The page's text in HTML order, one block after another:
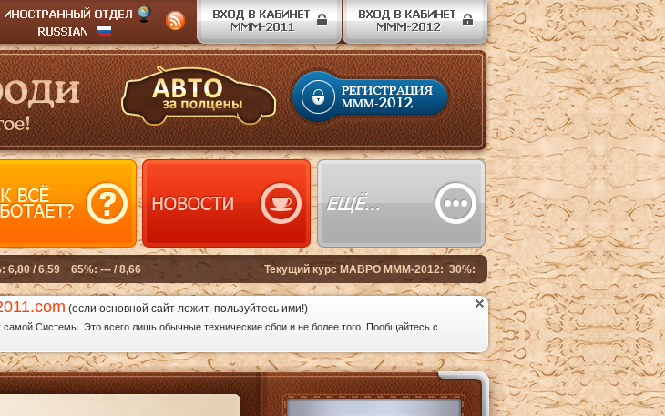
(если основной сайт лежит, пользуйтесь ими!)
Системы. Это всего лишь обычные технические сбои и не более того. Пообщайтесь с